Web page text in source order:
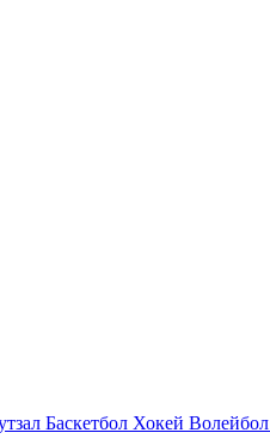
Баскетбол Хокей Волейбол